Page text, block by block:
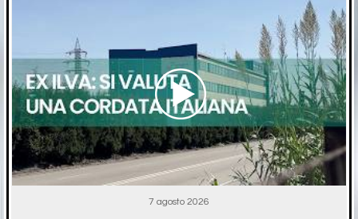
7 agosto 2026